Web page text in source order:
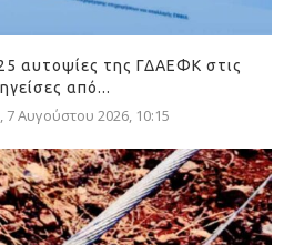
αυτοψίες της ΓΔΑΕΦΚ στις
από...
Αυγούστου 2026, 10:15